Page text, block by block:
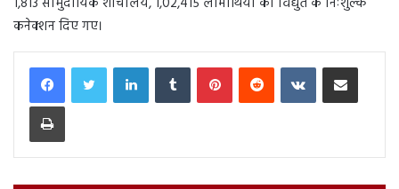
कनेक्शन दिए गए।
LinkedInTumblr PinterestReddit VKontakteShare via Email
Print